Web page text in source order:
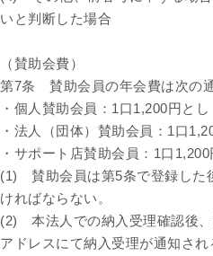
いと判断した場合
（賛助会費）
第7条 賛助会員の年会費は次の通
・個人賛助会員：1口1,200円と
・法人（団体）賛助会員：1口
・サポート店賛助会員：1口
(1) 賛助会員は第5条で登録した
ければならない。
(2) 本法人での納入受理確認後
アドレスにて納入受理が通知され